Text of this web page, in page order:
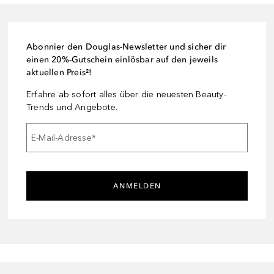
Abonnier den Douglas-Newsletter und sicher dir
einen 20%-Gutschein einlösbar auf den jeweils
aktuellen Preis²!
Erfahre ab sofort alles über die neuesten Beauty-
Trends und Angebote.
E-Mail-Adresse*
ANMELDEN